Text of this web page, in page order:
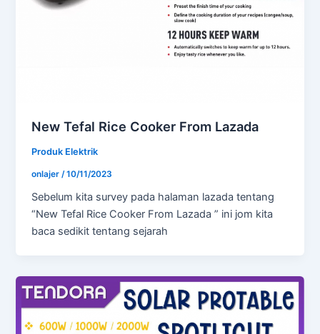
New Tefal Rice Cooker From Lazada
Produk Elektrik
onlajer /10/11/2023
Sebelum kita survey pada halaman lazada tentang
“New Tefal Rice Cooker From Lazada ” ini jom kita
baca sedikit tentang sejarah